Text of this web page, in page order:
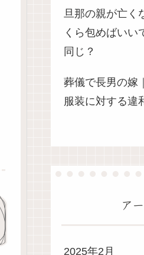
旦那の親が亡く
くら包めばいい
同じ？
葬儀で長男の嫁
服装に対する違
ア
2025年2月